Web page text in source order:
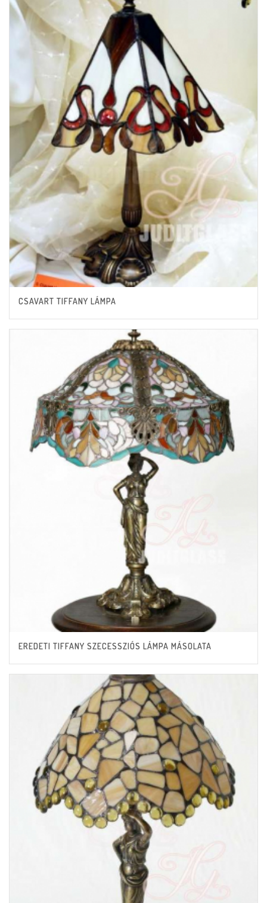
CSAVART TIFFANY LÁMPA
EREDETI TIFFANY SZECESSZIÓS LÁMPA MÁSOLATA